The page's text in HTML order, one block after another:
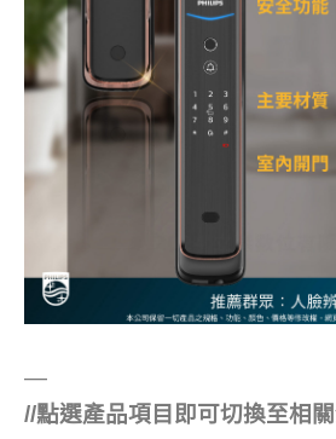
—
//點選產品項目即可切換至相